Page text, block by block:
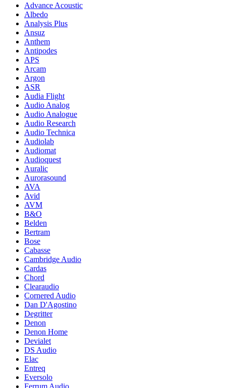
Advance Acoustic
Albedo
Analysis Plus
Ansuz
Anthem
Antipodes
APS
Arcam
Argon
ASR
Audia Flight
Audio Analog
Audio Analogue
Audio Research
Audio Technica
Audiolab
Audiomat
Audioquest
Auralic
Aurorasound
AVA
Avid
AVM
B&O
Belden
Bertram
Bose
Cabasse
Cambridge Audio
Cardas
Chord
Clearaudio
Cornered Audio
Dan D'Agostino
Degritter
Denon
Denon Home
Devialet
DS Audio
Elac
Entreq
Eversolo
Ferrum Audio